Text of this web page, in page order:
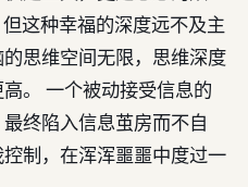
这种幸福的深度远不及主
思维空间无限，思维深度
。 一个被动接受信息的
终陷入信息茧房而不自
制，在浑浑噩噩中度过一